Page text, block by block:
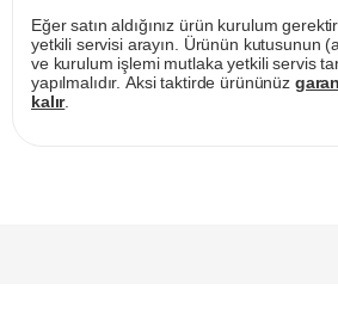
Eğer satın aldığınız ürün kurulum
yetkili servisi arayın. Ürünün kutusunun
ve kurulum işlemi mutlaka yetkili servis
yapılmalıdır. Aksi taktirde ürününüz
kalır.